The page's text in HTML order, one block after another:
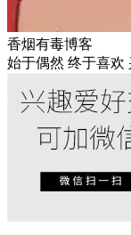
香烟有毒博客
始于偶然 终于喜欢